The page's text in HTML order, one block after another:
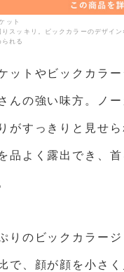
ット
りスッキリ。ビックカラーのデザイ
られる
ットやビックカラー
んの強い味方。ノー
がすっきりと見せら
品よく露出でき、
りのビックカラー
で、顔が顔を小さく